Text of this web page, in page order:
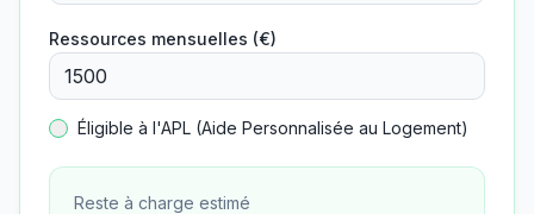
Ressources mensuelles (€)
Éligible à l'APL (Aide Personnalisée au Logement)
Reste à charge estimé